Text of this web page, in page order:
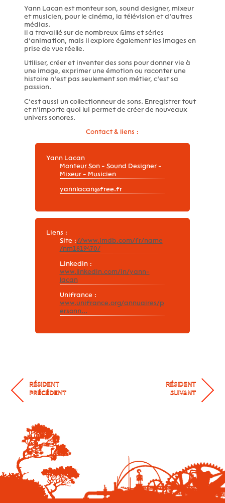
Yann Lacan est monteur son, sound designer, mixeur
et musicien, pour le cinéma, la télévision et d’autres
médias.
Il a travaillé sur de nombreux films et séries
d’animation, mais il explore également les images en
prise de vue réelle.
Utiliser, créer et inventer des sons pour donner vie à
une image, exprimer une émotion ou raconter une
histoire n’est pas seulement son métier, c’est sa
passion.
C’est aussi un collectionneur de sons. Enregistrer tout
et n’importe quoi lui permet de créer de nouveaux
univers sonores.
Contact & liens :
Yann Lacan
Monteur Son - Sound Designer -
Mixeur - Musicien
yannlacan@free.fr
Liens :
Site ://www.imdb.com/fr/name
/nm1819470/
Linkedin :
www.linkedin.com/in/yann-
lacan
Unifrance :
www.unifrance.org/annuaires/p
ersonn...
RÉSIDENT
PRÉCÉDENT
RÉSIDENT
SUIVANT